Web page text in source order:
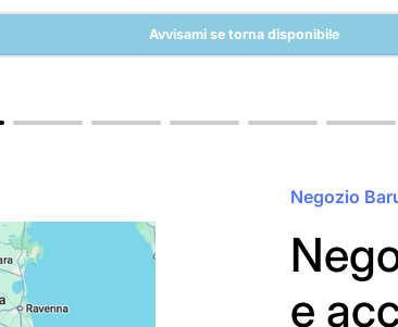
Avvisami se torna disponibile
Negozio
e